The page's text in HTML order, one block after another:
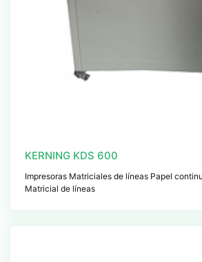
KERNING KDS 600
Impresoras Matriciales de líneas Papel
Matricial de líneas